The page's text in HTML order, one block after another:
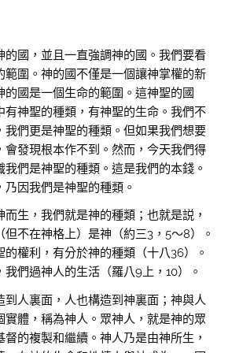
國，並且一直強調神的國。我們要看
範圍。神的國不僅是一個讓神掌權的新
的國是一個生命的範圍。這神聖的國
有神聖的種類，有神聖的生命。我們不
我們更是神聖的種類。但如果我們想要
會發現根本作不到。然而，今天我們得
們是神聖的種類。這是我們的本錢。
因我們是神聖的種類。
生，我們就是神的種類；也就是説，
不在神格上）是神（約三3，5～8）。
權利，有分於神的種類（十八36）。
們過神人的生活（羅八9上，10）。
人裏面，人也構造到神裏面；神與人
實體，稱為神人。眾神人，就是神的眾
的複製和繼續。神人乃是由神所生，